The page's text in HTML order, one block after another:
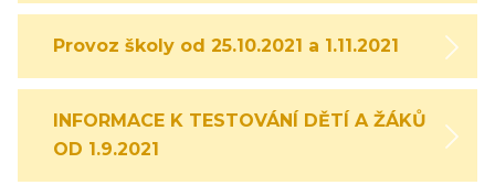
Provoz školy od 25.10.2021 a 1.11.2021
INFORMACE K TESTOVÁNÍ DĚTÍ A ŽÁKŮ
OD 1.9.2021